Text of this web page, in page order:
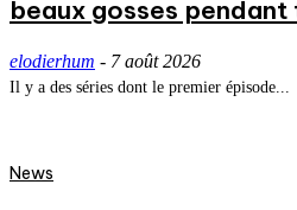
beaux gosses
elodierhum - 7 août 2026
Il y a des séries dont le premier épisode...
News